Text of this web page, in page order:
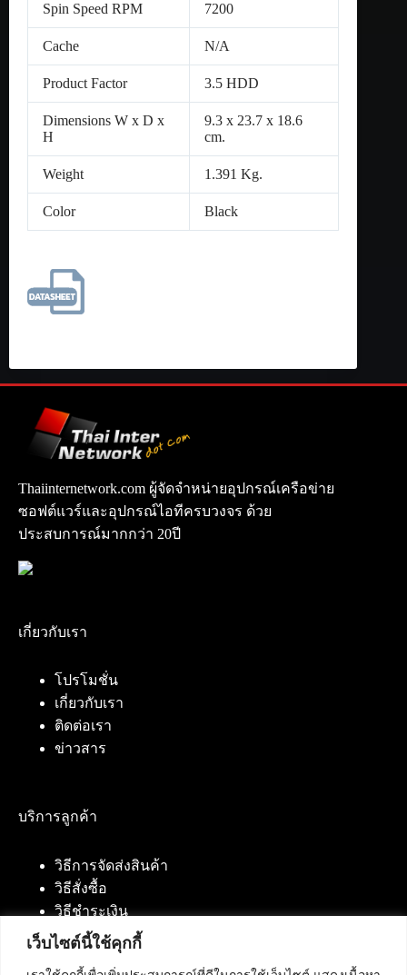
เว็บไซต์นี้ใช้คุกกี้
Spin Speed RPM 7200
Cache N/A
Product Factor 3.5 HDD
Dimensions W x D x
H
9.3 x 23.7 x 18.6
cm.
Weight 1.391 Kg.
Color Black
Thaiinternetwork.com ผู้จัดจำหน่ายอุปกรณ์เครือข่าย
ซอฟต์แวร์และอุปกรณ์ไอทีครบวงจร ด้วย
ประสบการณ์มากกว่า 20ปี
เกี่ยวกับเรา
โปรโมชั่น
เกี่ยวกับเรา
ติดต่อเรา
ข่าวสาร
บริการลูกค้า
วิธีการจัดส่งสินค้า
วิธีสั่งซื้อ
วิธีชำระเงิน